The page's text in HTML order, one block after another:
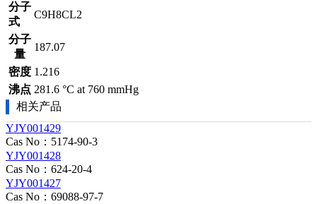
分子
式
C9H8CL2
分子
量
187.07
密度 1.216
沸点 281.6 °C at 760 mmHg
相关产品
YJY001429
Cas No：5174-90-3
YJY001428
Cas No：624-20-4
YJY001427
Cas No：69088-97-7